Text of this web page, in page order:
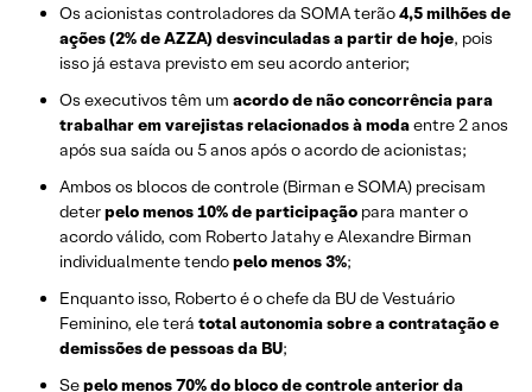
Os acionistas controladores da SOMA terão4,5 milhões de
ações (2% de AZZA) desvinculadas a partir de hoje, pois
isso já estava previsto em seu acordo anterior;
Os executivos têm um acordo de não concorrência para
trabalhar em varejistas relacionados à modaentre 2 anos
após sua saída ou 5 anos após o acordo de acionistas;
Ambos os blocos de controle (Birman e SOMA) precisam
deterpelo menos 10% de participação para manter o
acordo válido, com Roberto Jatahy e Alexandre Birman
individualmente tendopelo menos 3%;
Enquanto isso, Roberto é o chefe da BU de Vestuário
Feminino, ele terá total autonomia sobre a contratação e
demissões de pessoas da BU;
Sepelo menos 70% do bloco de controle anterior da